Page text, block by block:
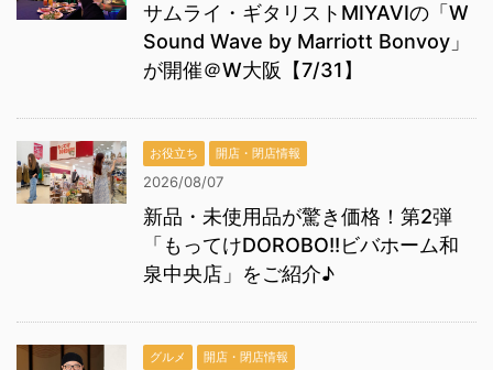
サムライ・ギタリストMIYAVIの「W
Sound Wave by Marriott Bonvoy」
が開催＠W大阪【7/31】
お役立ち 開店・閉店情報
2026/08/07
新品・未使用品が驚き価格！第2弾
「もってけDOROBO!!ビバホーム和
泉中央店」をご紹介♪
グルメ 開店・閉店情報